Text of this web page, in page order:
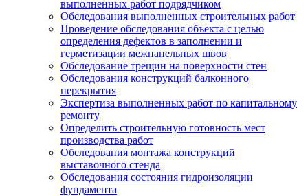
выполненных работ подрядчиком
Обследования выполненных строительных работ
Проведение обследования объекта с целью
определения дефектов в заполнении и
герметизации межпанельных швов
Обследование трещин на поверхности стен
Обследования конструкций балконного
перекрытия
Экспертиза выполненных работ по капитальному
ремонту
Определить строительную готовность мест
производства работ
Обследования монтажа конструкций
выставочного стенда
Обследования состояния гидроизоляции
фундамента